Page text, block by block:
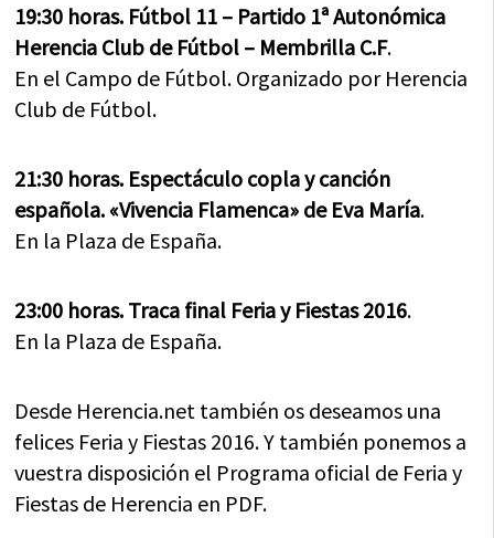
19:30 horas. Fútbol 11 – Partido 1ª Autonómica
Herencia Club de Fútbol – Membrilla C.F.
En el Campo de Fútbol. Organizado por Herencia
Club de Fútbol.
21:30 horas. Espectáculo copla y canción
española. «Vivencia Flamenca» de Eva María.
En la Plaza de España.
23:00 horas. Traca final Feria y Fiestas 2016.
En la Plaza de España.
Desde Herencia.net también os deseamos una
felices Feria y Fiestas 2016. Y también ponemos a
vuestra disposición el Programa oficial de Feria y
Fiestas de Herencia en PDF.